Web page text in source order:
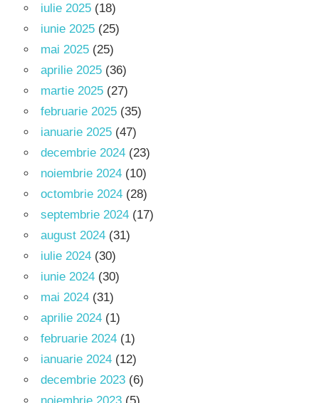
iulie 2025 (18)
iunie 2025 (25)
mai 2025 (25)
aprilie 2025 (36)
martie 2025 (27)
februarie 2025 (35)
ianuarie 2025 (47)
decembrie 2024 (23)
noiembrie 2024 (10)
octombrie 2024 (28)
septembrie 2024 (17)
august 2024 (31)
iulie 2024 (30)
iunie 2024 (30)
mai 2024 (31)
aprilie 2024 (1)
februarie 2024 (1)
ianuarie 2024 (12)
decembrie 2023 (6)
noiembrie 2023 (5)